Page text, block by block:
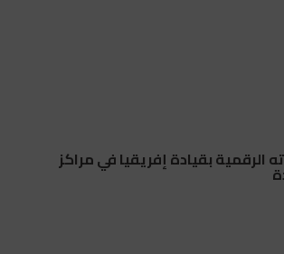
الرقمية بقيادة إفريقيا في مراكز